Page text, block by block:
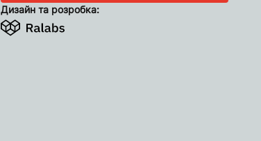
Дизайн та розробка: